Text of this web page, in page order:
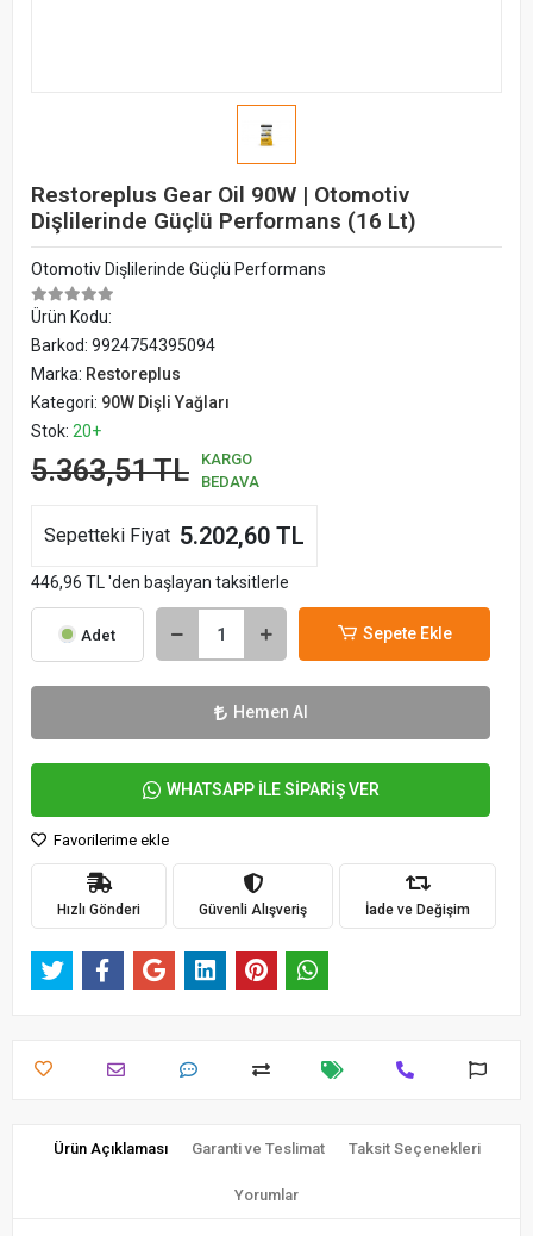
Restoreplus Gear Oil 90W | Otomotiv
Dişlilerinde Güçlü Performans (16 Lt)
Otomotiv Dişlilerinde Güçlü Performans
Ürün Kodu:
Barkod: 9924754395094
Marka: Restoreplus
Kategori: 90W Dişli Yağları
Stok: 20+
5.363,51 TL
KARGO
BEDAVA
Sepetteki Fiyat 5.202,60 TL
446,96 TL 'den başlayan taksitlerle
Adet Sepete Ekle
Hemen Al
WHATSAPP İLE SİPARİŞ VER
Favorilerime ekle
Hızlı Gönderi Güvenli Alışveriş İade ve Değişim
Ürün Açıklaması Garanti ve Teslimat Taksit Seçenekleri
Yorumlar